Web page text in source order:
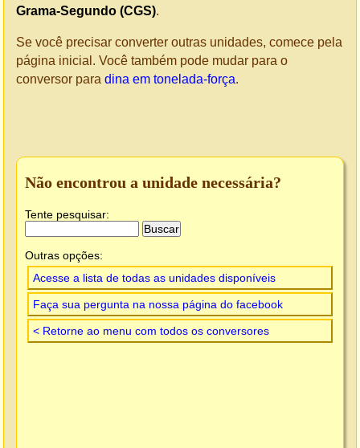
Grama-Segundo (CGS).
Se você precisar converter outras unidades, comece pela
página inicial. Você também pode mudar para o
conversor para dina em tonelada-força.
Não encontrou a unidade necessária?
Tente pesquisar:
Outras opções:
Acesse a lista de todas as unidades disponíveis
Faça sua pergunta na nossa página do facebook
< Retorne ao menu com todos os conversores